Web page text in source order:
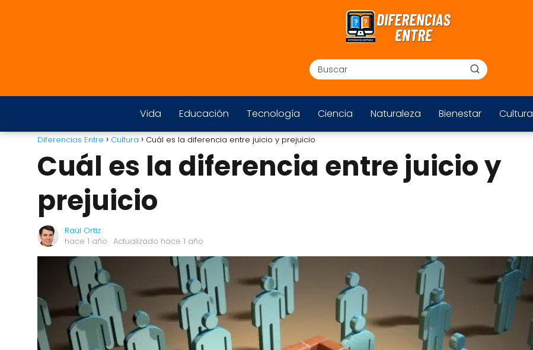
Vida Educación Tecnología Ciencia Naturaleza Bienestar Cultura
Diferencias Entre Cultura Cuál es la diferencia entre juicio y prejuicio
Cuál es la diferencia entre juicio y
prejuicio
Raúl Ortiz
hace 1 año · Actualizado hace 1 año